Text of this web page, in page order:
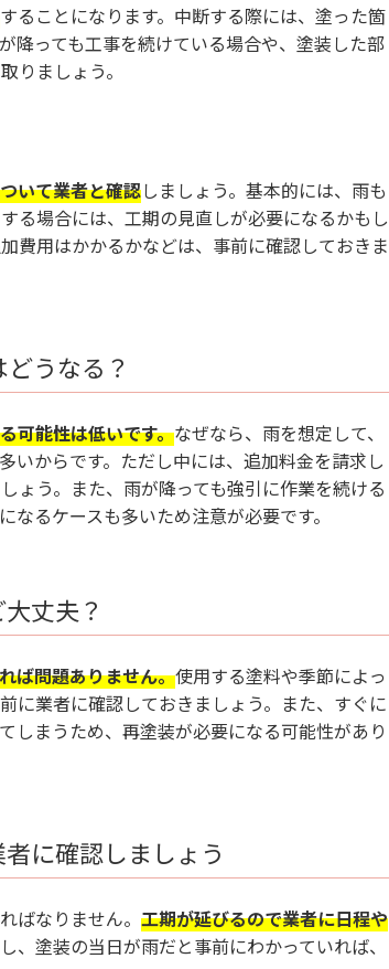
することになります。中断する際には、塗った箇
降っても工事を続けている場合や、塗装した部
りましょう。
いて業者と確認しましょう。基本的には、雨も
る場合には、工期の見直しが必要になるかもし
費用はかかるかなどは、事前に確認しておきま
うなる？
可能性は低いです。なぜなら、雨を想定して、
いからです。ただし中には、追加料金を請求し
ょう。 また、雨が降っても強引に作業を続ける
るケースも多いため注意が必要です。
丈夫？
ば問題ありません。使用する塗料や季節によっ
に業者に確認しておきましょう。 また、すぐに
しまうため、再塗装が必要になる可能性があり
に確認しましょう
ばなりません。 工期が延びるので業者に日程や
、塗装の当日が雨だと事前にわかっていれば、